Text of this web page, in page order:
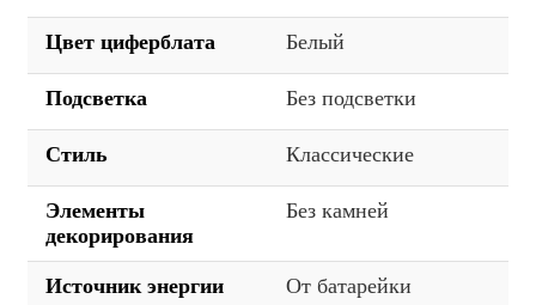
Цвет циферблата Белый
Подсветка Без подсветки
Стиль Классические
Элементы
декорирования
Без камней
Источник энергии От батарейки